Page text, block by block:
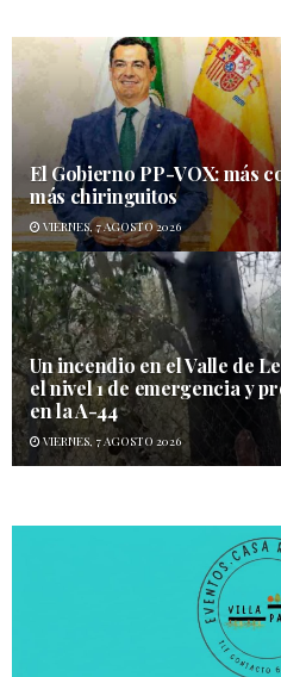
El Gobierno PP-VOX: más
más chiringuitos
VIERNES, 7 AGOSTO 2026
Un incendio en el Valle de
el nivel 1 de emergencia y
en la A-44
VIERNES, 7 AGOSTO 2026